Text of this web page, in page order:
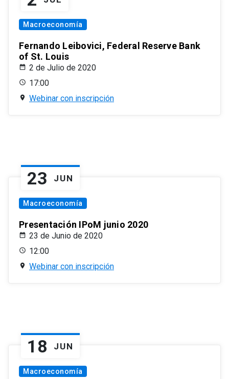
Macroeconomía
Fernando Leibovici, Federal Reserve Bank
of St. Louis
2 de Julio de 2020
17:00
Webinar con inscripción
23 JUN
Macroeconomía
Presentación IPoM junio 2020
23 de Junio de 2020
12:00
Webinar con inscripción
18 JUN
Macroeconomía